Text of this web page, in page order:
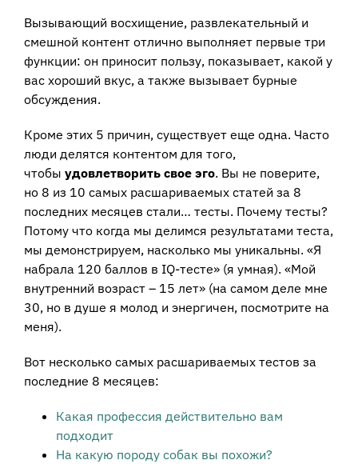
Вызывающий восхищение, развлекательный и
смешной контент отлично выполняет первые три
функции: он приносит пользу, показывает, какой у
вас хороший вкус, а также вызывает бурные
обсуждения.
Кроме этих 5 причин, существует еще одна. Часто
люди делятся контентом для того,
чтобы удовлетворить свое эго. Вы не поверите,
но 8 из 10 самых расшариваемых статей за 8
последних месяцев стали… тесты. Почему тесты?
Потому что когда мы делимся результатами теста,
мы демонстрируем, насколько мы уникальны. «Я
набрала 120 баллов в IQ-тесте» (я умная). «Мой
внутренний возраст – 15 лет» (на самом деле мне
30, но в душе я молод и энергичен, посмотрите на
меня).
Вот несколько самых расшариваемых тестов за
последние 8 месяцев:
Какая профессия действительно вам
подходит
На какую породу собак вы похожи?